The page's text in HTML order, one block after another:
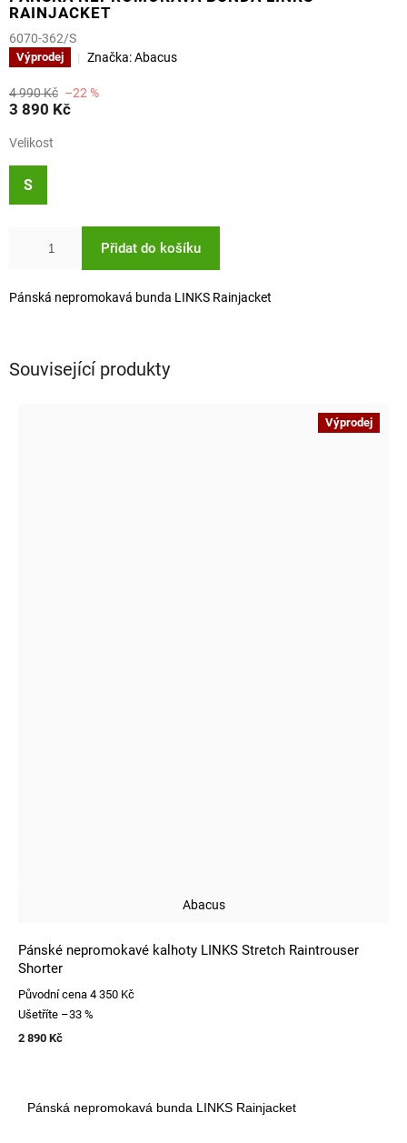
RAINJACKET
6070-362/S
Výprodej Značka:Abacus
4 990 Kč –22 %
3 890 Kč
Velikost
S
Přidat do košíku
Pánská nepromokavá bunda LINKS Rainjacket
Související produkty
Výprodej
Abacus
Pánské nepromokavé kalhoty LINKS Stretch Raintrouser
Shorter
Původní cena 4 350 Kč
Ušetříte –33 %
2 890 Kč
Pánská nepromokavá bunda LINKS Rainjacket